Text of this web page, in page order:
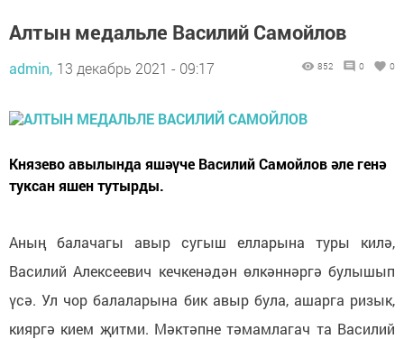
Алтын медальле Василий Самойлов
admin, 13 декабрь 2021 - 09:17 852 0 0
Князево авылында яшәүче Василий Самойлов әле генә
туксан яшен тутырды.
Аның балачагы авыр сугыш елларына туры килә,
Василий Алексеевич кечкенәдән өлкәннәргә булышып
үсә. Ул чор балаларына бик авыр була, ашарга ризык,
кияргә кием җитми. Мәктәпне тәмамлагач та Василий